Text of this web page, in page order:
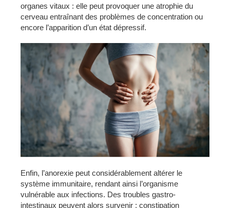
organes vitaux : elle peut provoquer une atrophie du
cerveau entraînant des problèmes de concentration ou
encore l’apparition d’un état dépressif.
Enfin, l’anorexie peut considérablement altérer le
système immunitaire, rendant ainsi l’organisme
vulnérable aux infections. Des troubles gastro-
intestinaux peuvent alors survenir : constipation